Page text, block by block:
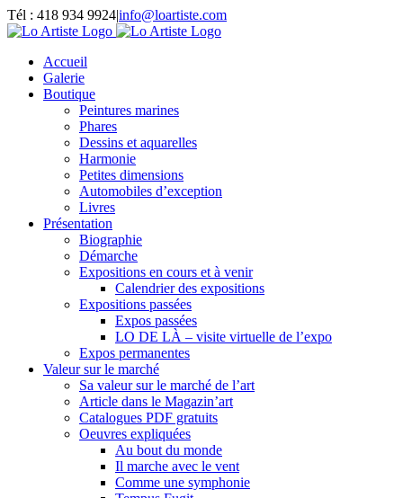
Passer
au
Tél : 418 934 9924|info@loartiste.com
Facebook
Instagram
Email
Pinterest
YouTube
Accueil
Galerie
Boutique
Peintures marines
Phares
Dessins et aquarelles
Harmonie
Petites dimensions
Automobiles d’exception
Livres
Présentation
Biographie
Démarche
Expositions en cours et à venir
Calendrier des expositions
Expositions passées
Expos passées
LO DE LÀ – visite virtuelle de l’expo
Expos permanentes
Valeur sur le marché
Sa valeur sur le marché de l’art
Article dans le Magazin’art
Catalogues PDF gratuits
Oeuvres expliquées
Au bout du monde
Il marche avec le vent
Comme une symphonie